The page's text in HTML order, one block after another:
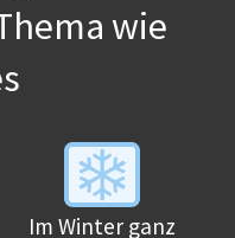
wie
Im Winter ganz